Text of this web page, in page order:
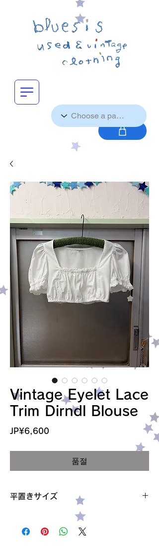
Vintage Eyelet Lace
Trim Dirndl Blouse
JP¥6,600
품절
平置きサイズ
アームホール 49cm